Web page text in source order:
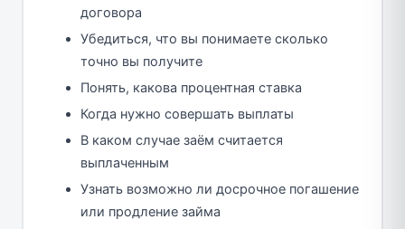
договора
Убедиться, что вы понимаете сколько
точно вы получите
Понять, какова процентная ставка
Когда нужно совершать выплаты
В каком случае заём считается
выплаченным
Узнать возможно ли досрочное погашение
или продление займа